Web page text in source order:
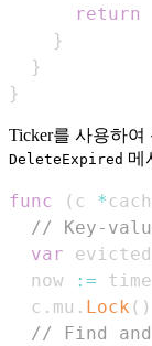
return
}
}
}
Ticker를 사용하
DeleteExpired 메
func ( c *
// Key-
var
  now
:= time
  c
. mu . Lock ( )
// Find